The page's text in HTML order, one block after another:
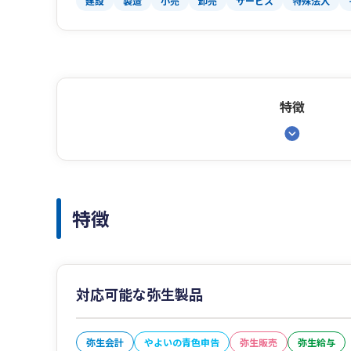
特徴
特徴
対応可能な弥生製品
弥生会計 やよいの青色申告 弥生販売 弥生給与